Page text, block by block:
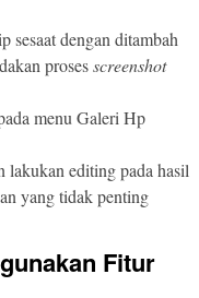
sesaat dengan ditambah
prosesscreenshot
menu Galeri Hp
lakukan editing pada hasil
yang tidak penting
Fitur